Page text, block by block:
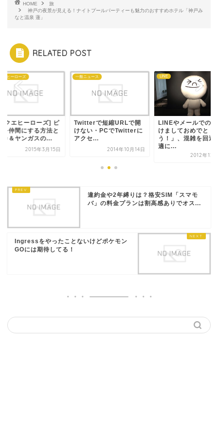
HOME
旅
神戸の夜景が見える！ナイトプールパーティーも魅力のおすすめホテル「神戸み
なと温泉 蓮」
RELATED POST
エヒーローズ
クエヒーローズ] ピ
を仲間にする方法と
カ＆ヤンガスの...
2015年3月15日
一般ニュース
Twitterで短縮URLで開
けない・PCでTwitterに
アクセ...
2014年10月14日
LINE
LINEやメールでの
けましておめでと
う！」、混雑を回避
適に...
2012年12
違約金や2年縛りは？格安SIM「スマモ
バ」の料金プランは割高感ありでオス...
Ingressをやったことないけどポケモン
GOには期待してる！